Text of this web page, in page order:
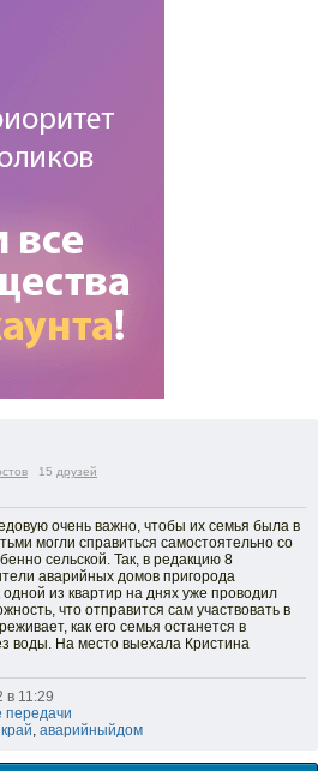
15 друзей
очень важно, чтобы их семья была в
могли справиться самостоятельно со
сельской. Так, в редакцию 8
аварийных домов пригорода
из квартир на днях уже проводил
что отправится сам участвовать в
как его семья останется в
воды. На место выехала Кристина
в 11:29
передачи
, аварийныйдом